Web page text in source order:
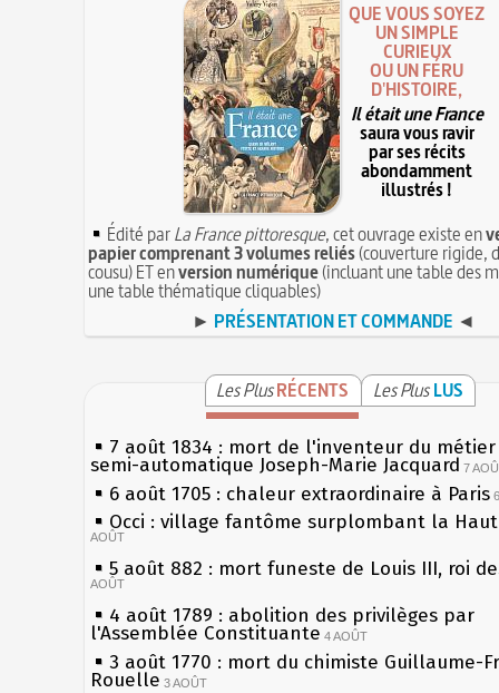
QUE VOUS SOYEZ
UN SIMPLE
CURIEUX
OU UN FÉRU
D'HISTOIRE,
Il était une France
saura vous ravir
par ses récits
abondamment
illustrés !
Édité parLa France pittoresque, cet ouvrage existe en
papier comprenant 3 volumes reliés(couverture rigide,
cousu) ET enversion numérique(incluant une table des
une table thématique cliquables)
► PRÉSENTATION ET COMMANDE ◄
Les PlusRÉCENTS Les Plus LUS
7 août 1834 : mort de l'inventeur du
semi-automatique Joseph-Marie Jacquard 7
6 août 1705 : chaleur extraordinaire à Paris
Occi : village fantôme surplombant la
AOÛT
5 août 882 : mort funeste de Louis III, roi
AOÛT
4 août 1789 : abolition des privilèges par
l'Assemblée Constituante 4 AOÛT
3 août 1770 : mort du chimiste Guillaume-
Rouelle 3 AOÛT